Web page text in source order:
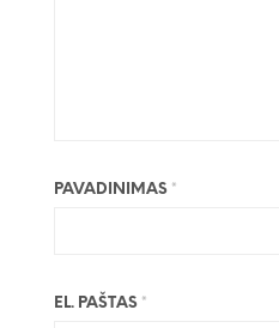
PAVADINIMAS *
EL. PAŠTAS *